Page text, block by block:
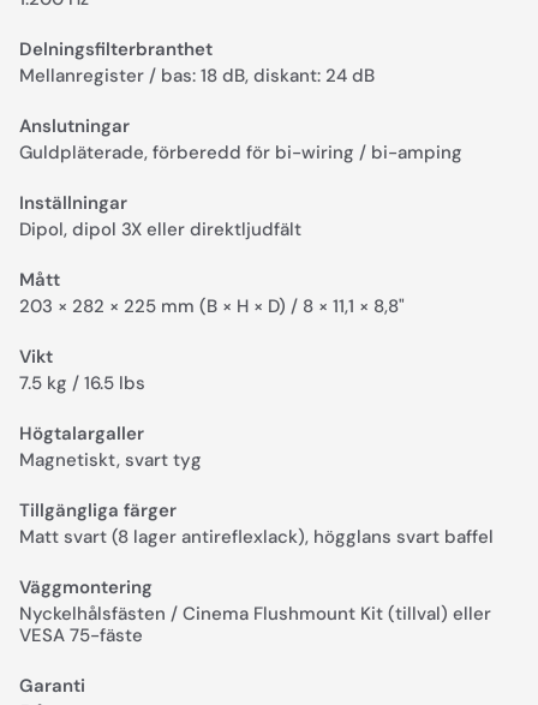
Delningsfilterbranthet
Mellanregister / bas: 18 dB, diskant: 24 dB
Anslutningar
Guldpläterade, förberedd för bi-wiring / bi-amping
Inställningar
Dipol, dipol 3X eller direktljudfält
Mått
203 × 282 × 225 mm (B × H × D) / 8 × 11,1 × 8,8"
Vikt
7.5 kg / 16.5 lbs
Högtalargaller
Magnetiskt, svart tyg
Tillgängliga färger
Matt svart (8 lager antireflexlack), högglans svart baffel
Väggmontering
Nyckelhålsfästen / Cinema Flushmount Kit (tillval) eller
VESA 75-fäste
Garanti